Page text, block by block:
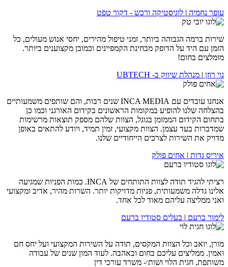
עופר נחמיה | לוגיסטיקה ורכש - דקור טפט
שירות ברמה הגבוהה ביותר, זמני טיפול מהירים, יחסי אנוש מעולים, כל
הזמן עם היד על הדופק מבחינת הקמפיינים וכמובן מקצוענים ביותר.
מומלצים בחום!
נוי רוזן | מנהלת שיווק ב- UBTECH
אנחנו עובדים עם INCA MEDIA שנים רבות, והם שותפים משמעותיים
בהצלחה שלנו להופיע במקומות הראשונים בקידום האורגני וכמו כן
בתחום הקידום הממומן בגוגל, הצוות שלהם מספק תוצאות מרשימות
שמדברות בעד עצמן. הצוות מקצועי, זמין תמיד, ויודע להתאים באופן
מדויק את השירות לצרכים הייחודיים שלנו.
איריס גדות | אחים פולק
רציתי להגיד תודה לצוות התותחים של INCA. כמות הפניות שמגיעה
אלינו גדלה משמעותית, פניות מדויקות יותר. השרות מהיר, אדיב ומקצועי
ואני ממליצה עליהם מאוד לכל אחד.
לימור ברעם | בעלים סטודיו ברעם
מורן, יואב וכל הצוות המקסים, תודה על השירות המקצועי ועל יחס חם
ואמין. ממליצים עליכם בחום ובאהבה. לעוד המון שנים של עבודה
משותפת, חגית הלוי ושות׳- משרד עורכי דין